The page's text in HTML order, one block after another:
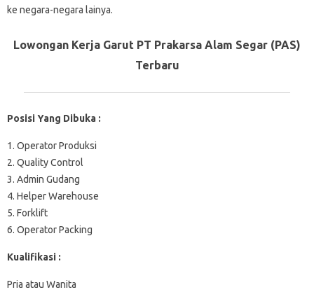
ke negara-negara lainya.
Lowongan Kerja Garut PT Prakarsa Alam Segar (PAS)
Terbaru
Posisi Yang Dibuka :
1. Operator Produksi
2. Quality Control
3. Admin Gudang
4. Helper Warehouse
5. Forklift
6. Operator Packing
Kualifikasi :
Pria atau Wanita